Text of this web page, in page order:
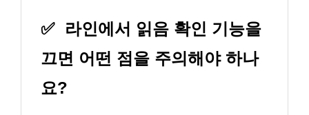
✅
라인에서 읽음 확인 기능을
끄면 어떤 점을 주의해야 하나
요?